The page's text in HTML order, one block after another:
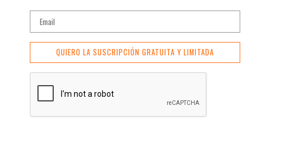
QUIERO LA SUSCRIPCIÓN GRATUITA Y LIMITADA